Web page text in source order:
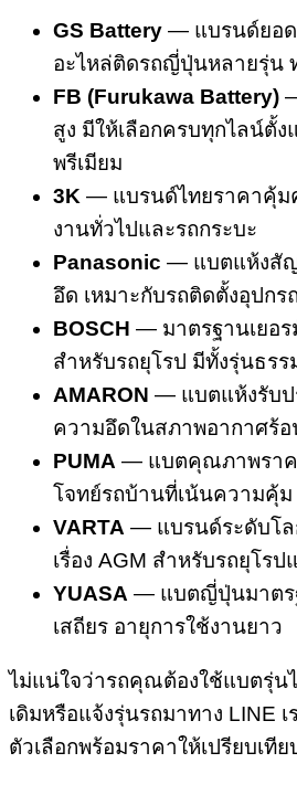
GS Battery — แบรนด์ยอ
อะไหล่ติดรถญี่ปุ่นหลายรุ่น
FB (Furukawa Battery)
สูง มีให้เลือกครบทุกไลน์ตั้ง
พรีเมียม
3K — แบรนด์ไทยราคาคุ้ม
งานทั่วไปและรถกระบะ
Panasonic — แบตแห้งสั
อึด เหมาะกับรถติดตั้งอุปกร
BOSCH — มาตรฐานเยอ
สำหรับรถยุโรป มีทั้งรุ่นธร
AMARON — แบตแห้งรับป
ความอึดในสภาพอากาศร้
PUMA — แบตคุณภาพราค
โจทย์รถบ้านที่เน้นความคุ้ม
VARTA — แบรนด์ระดับโล
เรื่อง AGM สำหรับรถยุโรป
YUASA — แบตญี่ปุ่นมาตร
เสถียร อายุการใช้งานยาว
ไม่แน่ใจว่ารถคุณต้องใช้แบตรุ่น
เดิมหรือแจ้งรุ่นรถมาทาง LINE เ
ตัวเลือกพร้อมราคาให้เปรียบเที